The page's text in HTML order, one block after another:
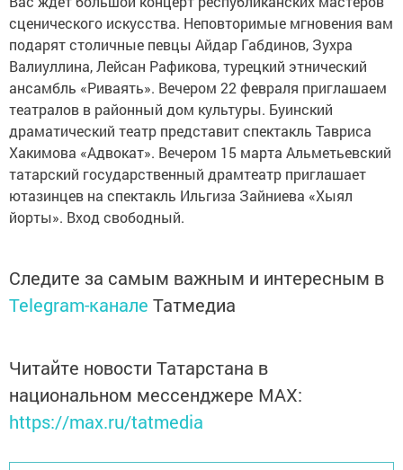
сценического искусства. Неповторимые мгновения вам
подарят столичные певцы Айдар Габдинов, Зухра
Валиуллина, Лейсан Рафикова, турецкий этнический
ансамбль «Риваять». Вечером 22 февраля приглашаем
театралов в районный дом культуры. Буинский
драматический театр представит спектакль Тавриса
Хакимова «Адвокат». Вечером 15 марта Альметьевский
татарский государственный драмтеатр приглашает
ютазинцев на спектакль Ильгиза Зайниева «Хыял
йорты». Вход свободный.
Следите за самым важным и интересным в
Telegram-канале Татмедиа
Читайте новости Татарстана в
национальном мессенджере MАХ:
https://max.ru/tatmedia